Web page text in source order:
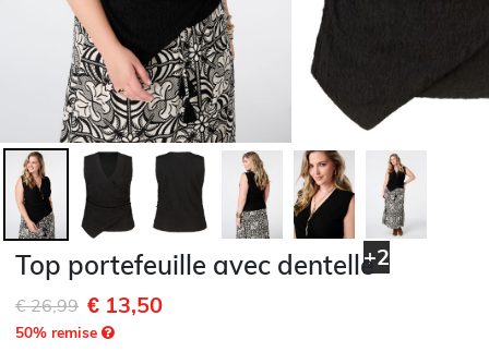
+2
Top portefeuille avec dentelle
Remise de
€ 26,99à€ 13,50
50% remise